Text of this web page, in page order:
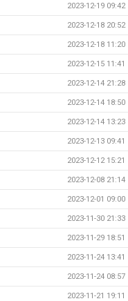
2023-12-19 09:42
2023-12-18 20:52
2023-12-18 11:20
2023-12-15 11:41
2023-12-14 21:28
2023-12-14 18:50
2023-12-14 13:23
2023-12-13 09:41
2023-12-12 15:21
2023-12-08 21:14
2023-12-01 09:00
2023-11-30 21:33
2023-11-29 18:51
2023-11-24 13:41
2023-11-24 08:57
2023-11-21 19:11